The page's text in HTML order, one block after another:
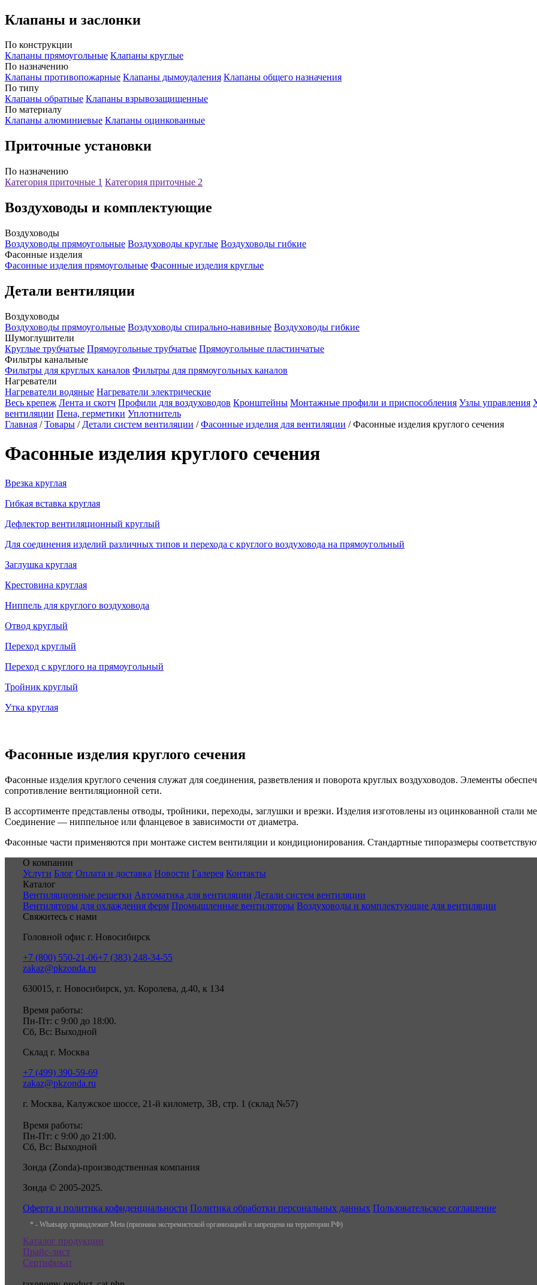
Клапаны и заслонки
По конструкции
Клапаны прямоугольные Клапаны круглые
По назначению
Клапаны противопожарные Клапаны дымоудаления Клапаны общего назначения
По типу
Клапаны обратные Клапаны взрывозащищенные
По материалу
Клапаны алюминиевые Клапаны оцинкованные
Приточные установки
По назначению
Категория приточные 1 Категория приточные 2
Воздуховоды и комплектующие
Воздуховоды
Воздуховоды прямоугольные Воздуховоды круглые Воздуховоды гибкие
Фасонные изделия
Фасонные изделия прямоугольные Фасонные изделия круглые
Детали вентиляции
Воздуховоды
Воздуховоды прямоугольные Воздуховоды спирально-навивные Воздуховоды гибкие
Шумоглушители
Круглые трубчатые Прямоугольные трубчатые Прямоугольные пластинчатые
Фильтры канальные
Фильтры для круглых каналов Фильтры для прямоугольных каналов
Нагреватели
Нагреватели водяные Нагреватели электрические
Весь крепеж Лента и скотч Профили для воздуховодов Кронштейны Монтажные профили и приспособления Узлы управления
вентиляции Пена, герметики Уплотнитель
Главная /Товары / Детали систем вентиляции /Фасонные изделия для вентиляции /Фасонные изделия круглого сечения
Фасонные изделия круглого сечения
Врезка круглая
Гибкая вставка круглая
Дефлектор вентиляционный круглый
Для соединения изделий различных типов и перехода с круглого воздуховода на прямоугольный
Заглушка круглая
Крестовина круглая
Ниппель для круглого воздуховода
Отвод круглый
Переход круглый
Переход с круглого на прямоугольный
Тройник круглый
Утка круглая
Фасонные изделия круглого сечения
Фасонные изделия круглого сечения служат для соединения, разветвления и поворота круглых воздуховодов. Элементы
сопротивление вентиляционной сети.
В ассортименте представлены отводы, тройники, переходы, заглушки и врезки. Изделия изготовлены из оцинкованной стали
Соединение — ниппельное или фланцевое в зависимости от диаметра.
Фасонные части применяются при монтаже систем вентиляции и кондиционирования. Стандартные типоразмеры
О компании
Услуги Блог Оплата и доставка Новости Галерея Контакты
Каталог
Вентиляционные решетки Автоматика для вентиляции Детали систем вентиляции
Вентиляторы для охлаждения ферм Промышленные вентиляторы Воздуховоды и комплектующие для вентиляции
Свяжитесь с нами
Головной офис г. Новосибирск
+7 (800) 550-21-06+7 (383) 248-34-55
zakaz@pkzonda.ru
630015, г. Новосибирск, ул. Королева, д.40, к 134
Время работы:
Пн-Пт: с 9:00 до 18:00.
Сб, Вс: Выходной
Склад г. Москва
+7 (499) 390-59-69
zakaz@pkzonda.ru
г. Москва, Калужское шоссе, 21-й километр, 3В, стр. 1 (склад №57)
Время работы:
Пн-Пт: с 9:00 до 21:00.
Сб, Вс: Выходной
Зонда (Zonda)-производственная компания
Зонда © 2005-2025.
Оферта и политика кофиденциальности Политика обработки персональных данных Пользовательское соглашение
* - Whatsapp принадлежит Meta (признана экстремистской организацией и запрещена на территории РФ)
Каталог продукции
Прайс-лист
Сертификат